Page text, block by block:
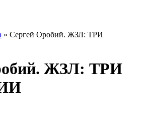
» Cергей Оробий. ЖЗЛ: ТРИ
ЖЗЛ: ТРИ